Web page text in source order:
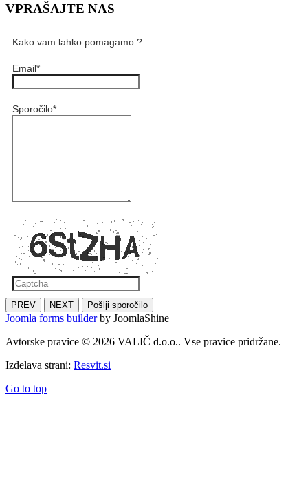
VPRAŠAJTE NAS
Kako vam lahko pomagamo ?
Email*
Sporočilo*
PREV NEXT Pošlji sporočilo
Joomla forms builderby JoomlaShine
Avtorske pravice © 2026 VALIČ d.o.o.. Vse pravice pridržane.
Izdelava strani: Resvit.si
Go to top